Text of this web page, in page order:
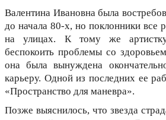
Валентина Ивановна была
до начала 80-х, но поклонники все
на улицах. К тому же
беспокоить проблемы со
она была вынуждена
карьеру. Одной из последних ее
«Пространство для маневра».
Позже выяснилось, что звезда